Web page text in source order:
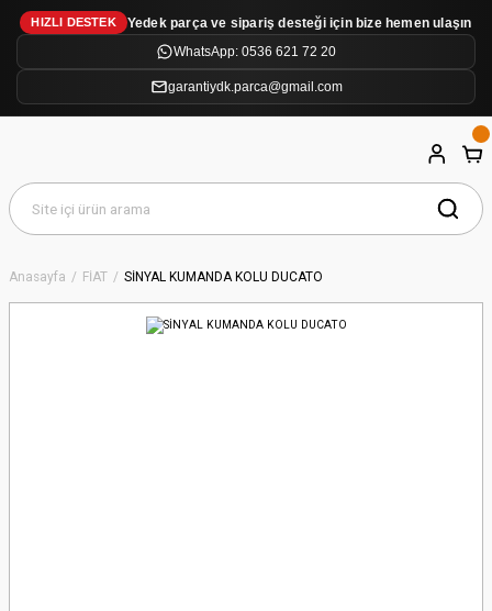
HIZLI DESTEK
Yedek parça ve sipariş desteği için bize hemen ulaşın
WhatsApp: 0536 621 72 20
garantiydk.parca@gmail.com
Anasayfa FİAT SİNYAL KUMANDA KOLU DUCATO